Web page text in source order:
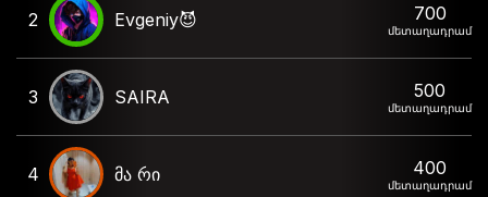
2 Evgeniy😈 700
մետաղադրամ
3 SAIRA 500
մետաղադրամ
4 მა რი 400
մետաղադրամ